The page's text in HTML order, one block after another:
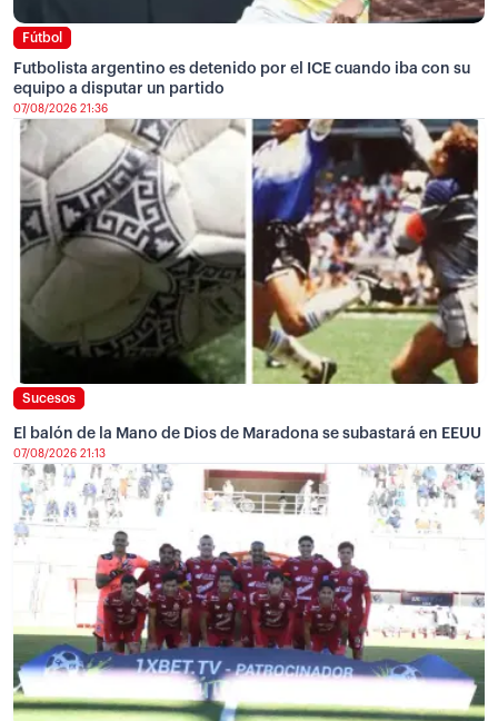
Fútbol
Futbolista argentino es detenido por el ICE cuando iba con su
equipo a disputar un partido
07/08/2026 21:36
Sucesos
El balón de la Mano de Dios de Maradona se subastará en EEUU
07/08/2026 21:13